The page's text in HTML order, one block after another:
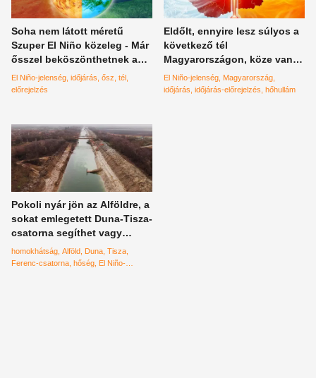
Soha nem látott méretű
Szuper El Niño közeleg - Már
ősszel beköszönthetnek a
télre jellemző szélsőséges
mintázatok
El Niño-jelenség időjárás ősz tél
előrejelzés
Eldőlt, ennyire lesz súlyos a
következő tél
Magyarországon, köze van a
mostani időjáráshoz
El Niño-jelenség Magyarország
időjárás időjárás-előrejelzés hőhullám
Pokoli nyár jön az Alföldre, a
sokat emlegetett Duna-Tisza-
csatorna segíthet vagy
mégsem?
homokhátság Alföld Duna Tisza
Ferenc-csatorna hőség El Niño-